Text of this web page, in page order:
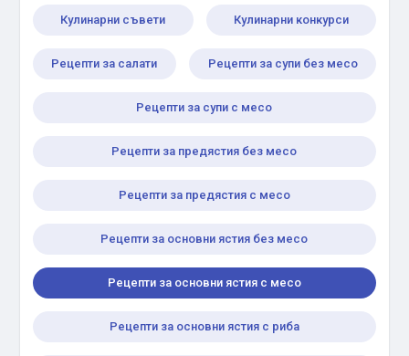
Кулинарни съвети Кулинарни конкурси
Рецепти за салати Рецепти за супи без месо
Рецепти за супи с месо
Рецепти за предястия без месо
Рецепти за предястия с месо
Рецепти за основни ястия без месо
Рецепти за основни ястия с месо
Рецепти за основни ястия с риба